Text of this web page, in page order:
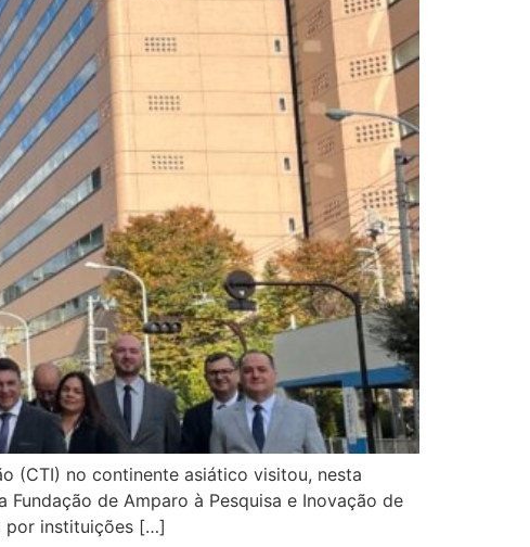
(CTI) no continente asiático visitou, nesta
de Amparo à Pesquisa e Inovação de
por instituições […]